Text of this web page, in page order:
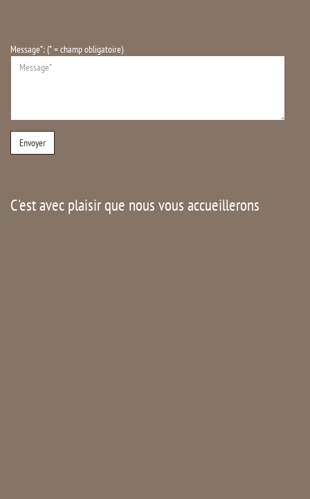
Message*: (* = champ obligatoire)
C'est avec plaisir que nous vous accueillerons